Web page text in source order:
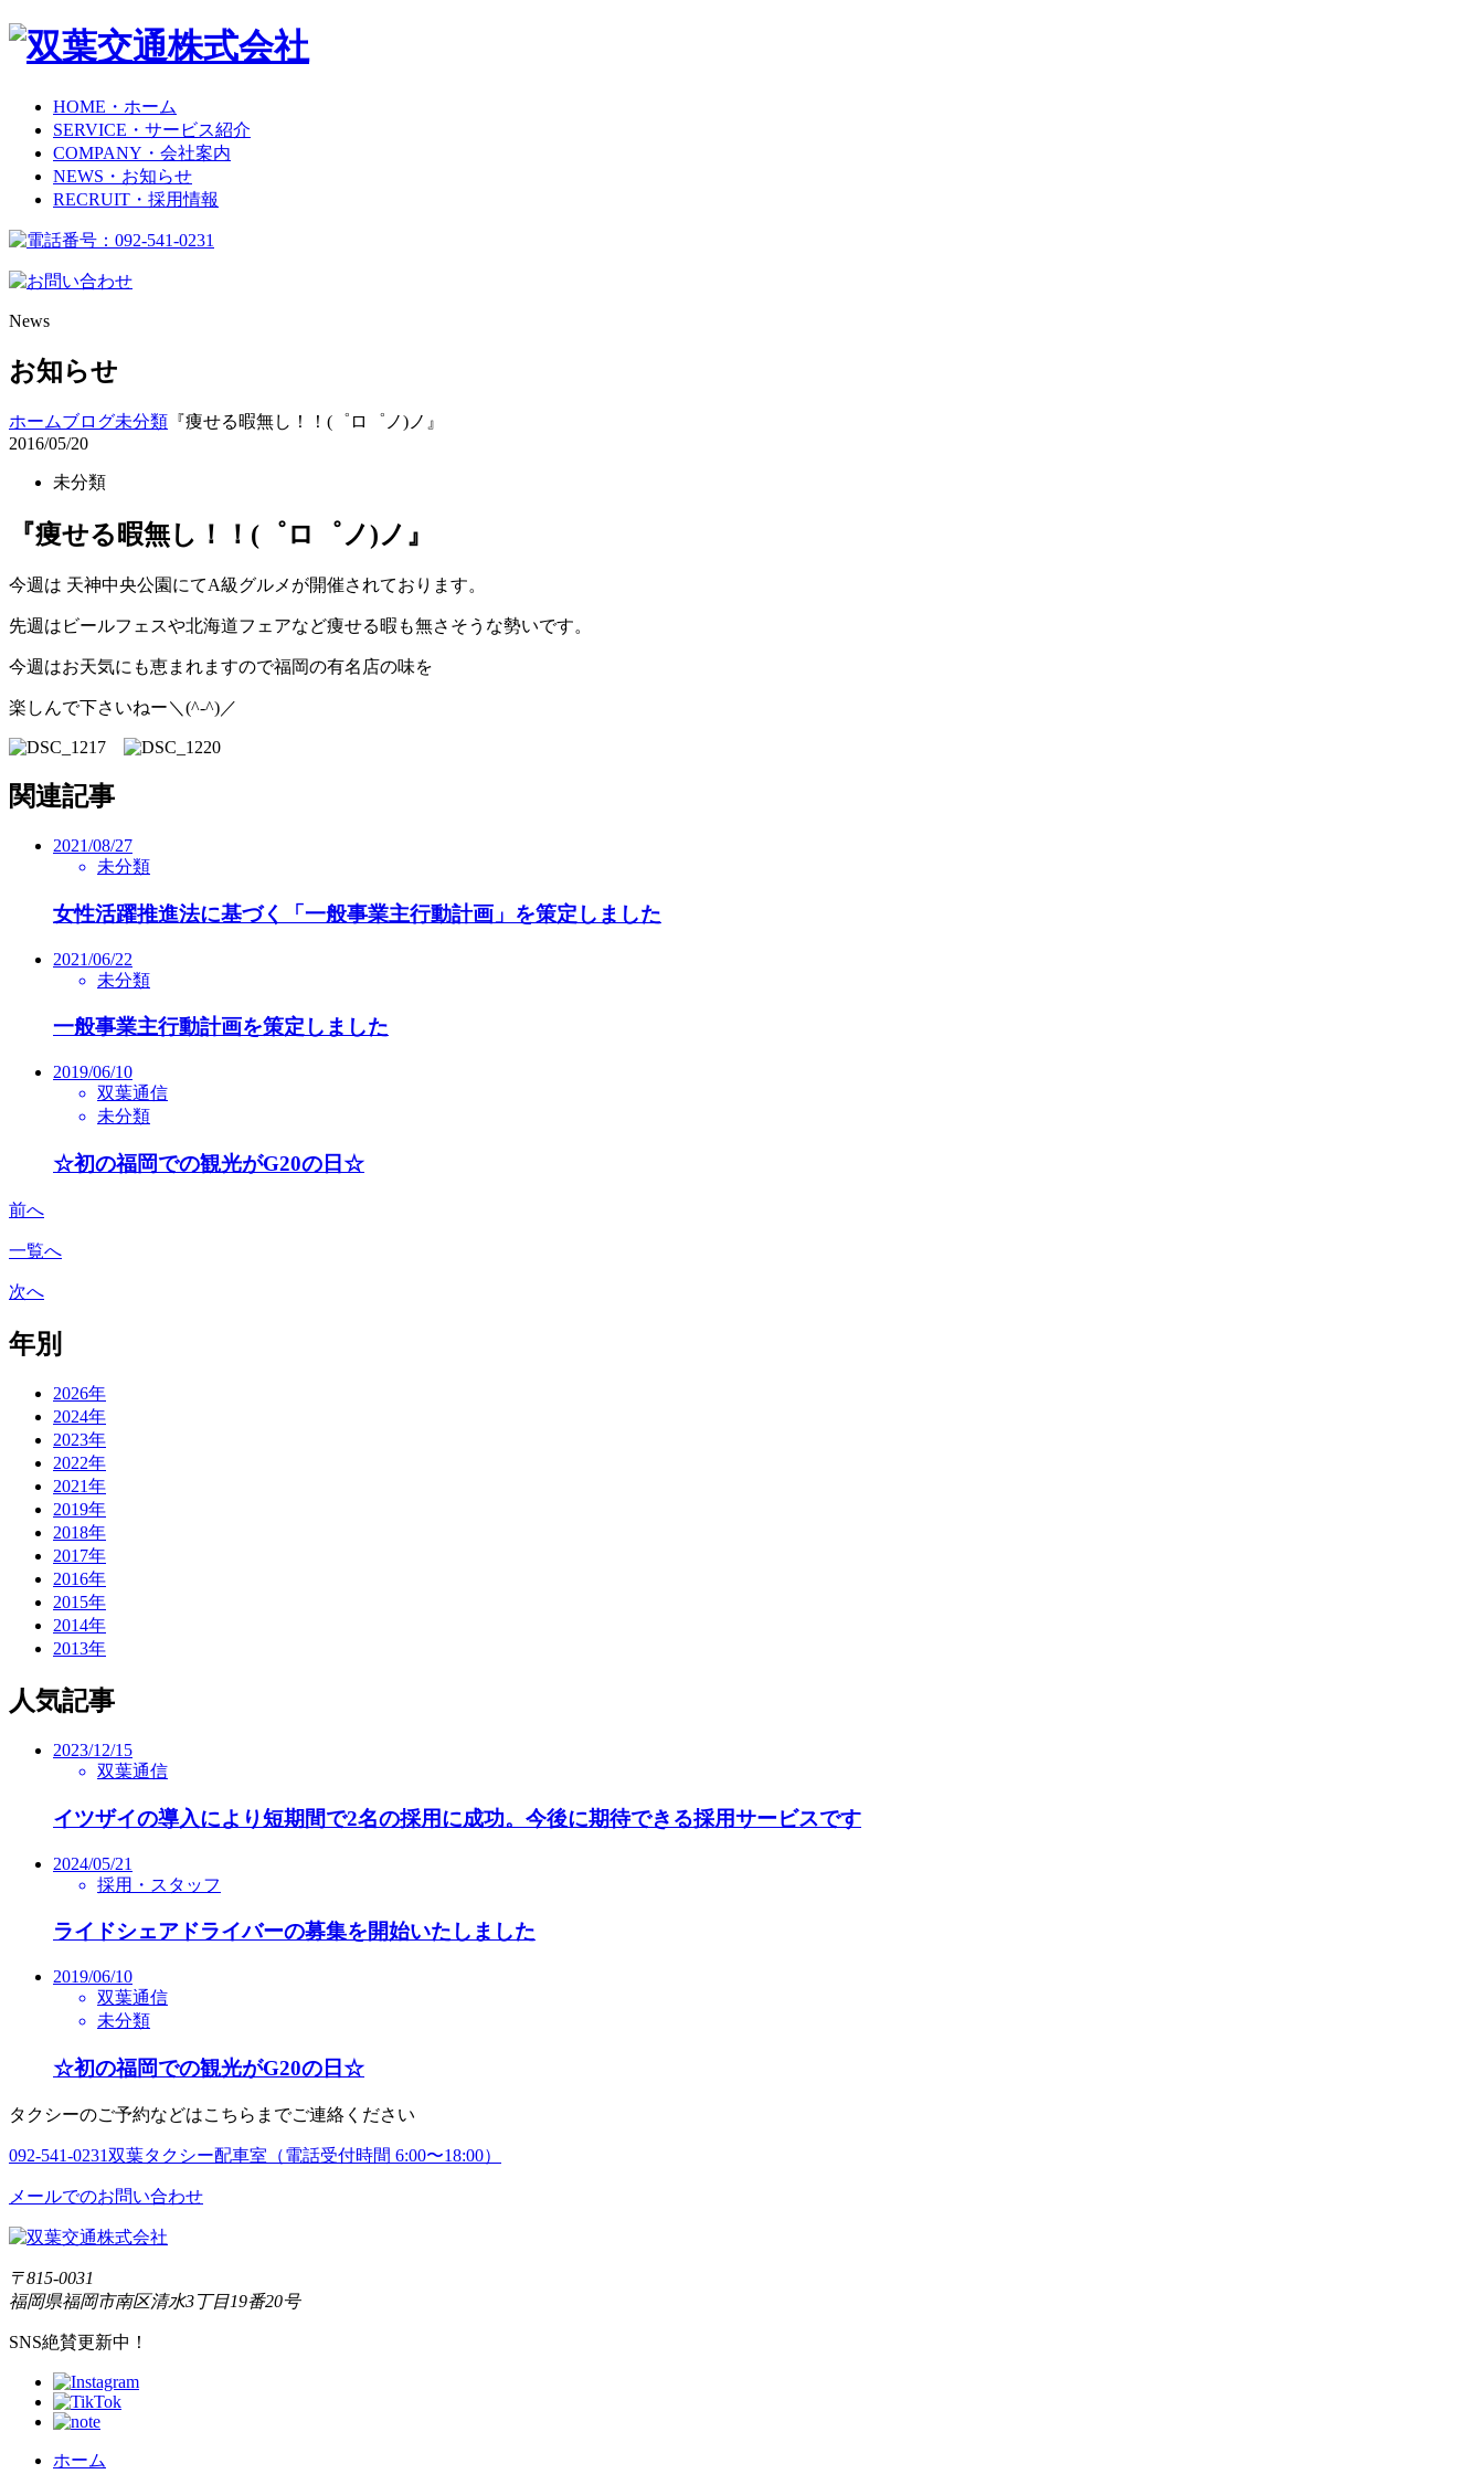
HOME ・ホーム
SERVICE ・サービス紹介
COMPANY ・会社案内
NEWS ・お知らせ
RECRUIT ・採用情報
News
お知らせ
ホームブログ未分類 『痩せる暇無し！！(゜ロ゜ノ)ノ』
2016/05/20
未分類
『痩せる暇無し！！(゜ロ゜ノ)ノ』
今週は 天神中央公園にてA級グルメが開催されております。
先週はビールフェスや北海道フェアなど痩せる暇も無さそうな勢いです。
今週はお天気にも恵まれますので福岡の有名店の味を
楽しんで下さいねー＼(^-^)／
関連記事
2021/08/27
未分類
女性活躍推進法に基づく「一般事業主行動計画」を策定しました
2021/06/22
未分類
一般事業主行動計画を策定しました
2019/06/10
双葉通信
未分類
☆初の福岡での観光がG20の日☆
前へ
一覧へ
次へ
年別
2026年
2024年
2023年
2022年
2021年
2019年
2018年
2017年
2016年
2015年
2014年
2013年
人気記事
2023/12/15
双葉通信
イツザイの導入により短期間で2名の採用に成功。今後に期待できる採用サービスです
2024/05/21
採用・スタッフ
ライドシェアドライバーの募集を開始いたしました
2019/06/10
双葉通信
未分類
☆初の福岡での観光がG20の日☆
タクシーのご予約などはこちらまでご連絡ください
092-541-0231双葉タクシー配車室（電話受付時間 6:00〜18:00）
メールでのお問い合わせ
〒815-0031
福岡県福岡市南区清水3丁目19番20号
SNS絶賛更新中！
ホーム